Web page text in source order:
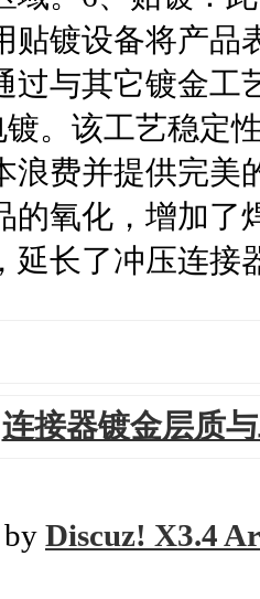
贴镀设备将产品
过与其它镀金工
。该工艺稳定
浪费并提供完
的氧化，增加了
延长了冲压连接
连接器镀金层质
Discuz! X3.4